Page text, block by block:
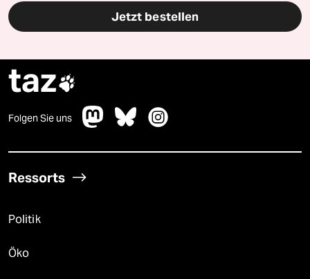
Jetzt bestellen
taz
Folgen Sie uns
Ressorts
Politik
Öko